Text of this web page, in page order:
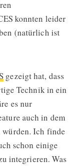
konnten leider
(natürlich ist
gezeigt hat, dass
Technik in ein
es nur
auch in dem
würden. Ich finde
schon einige
integrieren. Was